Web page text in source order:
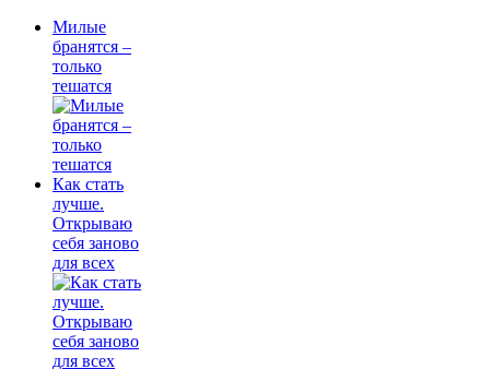
Милые
бранятся –
только
тешатся
Как стать
лучше.
Открываю
себя заново
для всех